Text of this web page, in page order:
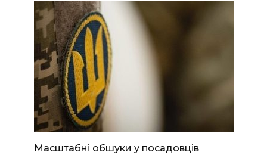
Масштабні обшуки у посадовців